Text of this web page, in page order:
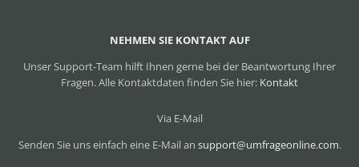
NEHMEN SIE KONTAKT AUF
Unser Support-Team hilft Ihnen gerne bei der Beantwortung Ihrer
Fragen. Alle Kontaktdaten finden Sie hier: Kontakt
Via E-Mail
Senden Sie uns einfach eine E-Mail an support@umfrageonline.com.